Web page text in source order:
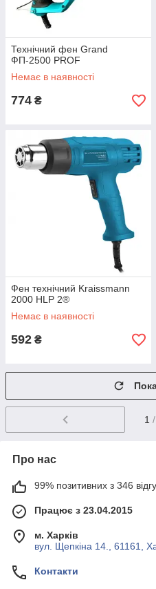
Технічний фен Grand
ФП-2500 PROF
Немає в наявності
774 ₴
Фен технічний Kraissmann
2000 HLP 2®
Немає в наявності
592 ₴
1
Про нас
99% позитивних з 346
Працює з 23.04.2015
м. Харків
вул. Щепкіна 14., 61161,
Контакти